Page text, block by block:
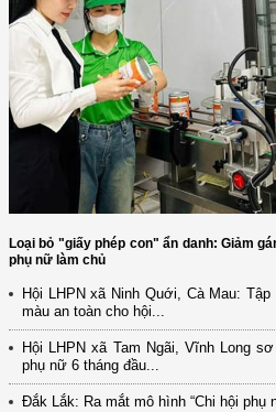
Loại bỏ "giấy phép con" ẩn danh: Giảm
phụ nữ làm chủ
Hội LHPN xã Ninh Quới, Cà Mau:
màu an toàn cho hội...
Hội LHPN xã Tam Ngãi, Vĩnh Long
phụ nữ 6 tháng đầu...
Đắk Lắk: Ra mắt mô hình “Chi hội phụ
(12/TB-HĐKH) V/v đăng ký, đề xuất
đổi mới ...
(898/KH/ĐCT) Kế hoạch thực hiện
31/10/2025 ...